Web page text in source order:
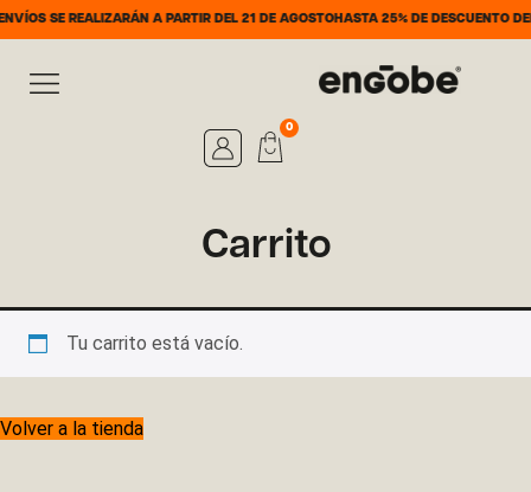
A PARTIR DEL 21 DE AGOSTOHASTA 25% DE DESCUENTO DEL 7 AL 31
0
Carrito
Tu carrito está vacío.
Volver a la tienda